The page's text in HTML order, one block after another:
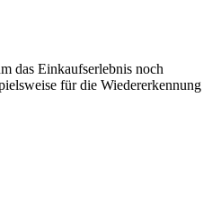
das Einkaufserlebnis noch
für die Wiedererkennung